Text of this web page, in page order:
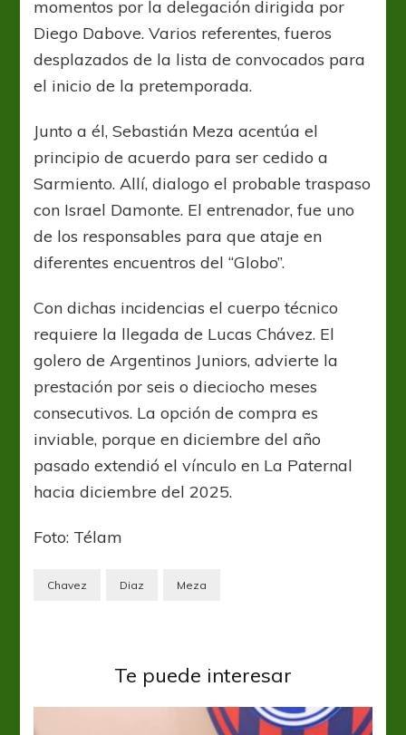
momentos por la delegación dirigida por
Diego Dabove. Varios referentes, fueros
desplazados de la lista de convocados para
el inicio de la pretemporada.
Junto a él, Sebastián Meza acentúa el
principio de acuerdo para ser cedido a
Sarmiento. Allí, dialogo el probable traspaso
con Israel Damonte. El entrenador, fue uno
de los responsables para que ataje en
diferentes encuentros del “Globo”.
Con dichas incidencias el cuerpo técnico
requiere la llegada de Lucas Chávez. El
golero de Argentinos Juniors, advierte la
prestación por seis o dieciocho meses
consecutivos. La opción de compra es
inviable, porque en diciembre del año
pasado extendió el vínculo en La Paternal
hacia diciembre del 2025.
Foto: Télam
Chavez Diaz Meza
Te puede interesar